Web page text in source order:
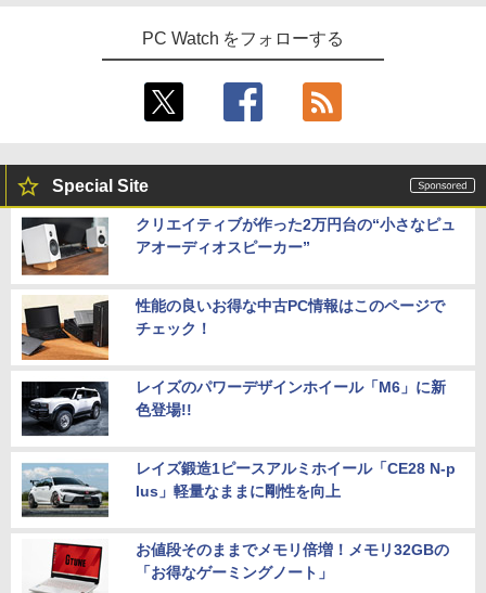
PC Watch をフォローする
Special Site
クリエイティブが作った2万円台の“小さなピュ
アオーディオスピーカー”
性能の良いお得な中古PC情報はこのページで
チェック！
レイズのパワーデザインホイール「M6」に新
色登場!!
レイズ鍛造1ピースアルミホイール「CE28 N-p
lus」軽量なままに剛性を向上
お値段そのままでメモリ倍増！メモリ32GBの
「お得なゲーミングノート」